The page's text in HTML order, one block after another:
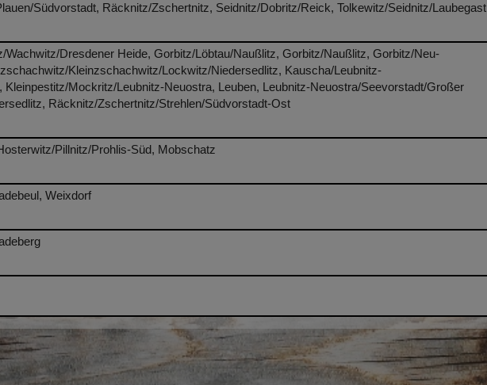
Südvorstadt, Räcknitz/Zschertnitz, Seidnitz/Dobritz/Reick, Tolkewitz/Seidnitz/Laubegast
Dresdener Heide, Gorbitz/Löbtau/Naußlitz, Gorbitz/Naußlitz, Gorbitz/Neu-
Kleinzschachwitz/Lockwitz/Niedersedlitz, Kauscha/Leubnitz-
Mockritz/Leubnitz-Neuostra, Leuben, Leubnitz-Neuostra/Seevorstadt/Großer
Räcknitz/Zschertnitz/Strehlen/Südvorstadt-Ost
Pillnitz/Prohlis-Süd, Mobschatz
Weixdorf